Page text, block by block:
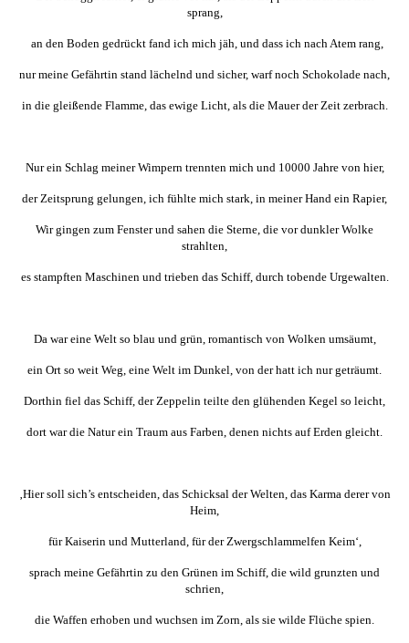
sprang,
an den Boden gedrückt fand ich mich jäh, und dass ich nach Atem rang,
nur meine Gefährtin stand lächelnd und sicher, warf noch Schokolade nach,
in die gleißende Flamme, das ewige Licht, als die Mauer der Zeit zerbrach.
Nur ein Schlag meiner Wimpern trennten mich und 10000 Jahre von hier,
der Zeitsprung gelungen, ich fühlte mich stark, in meiner Hand ein Rapier,
Wir gingen zum Fenster und sahen die Sterne, die vor dunkler Wolke
strahlten,
es stampften Maschinen und trieben das Schiff, durch tobende Urgewalten.
Da war eine Welt so blau und grün, romantisch von Wolken umsäumt,
ein Ort so weit Weg, eine Welt im Dunkel, von der hatt ich nur geträumt.
Dorthin fiel das Schiff, der Zeppelin teilte den glühenden Kegel so leicht,
dort war die Natur ein Traum aus Farben, denen nichts auf Erden gleicht.
‚Hier soll sich’s entscheiden, das Schicksal der Welten, das Karma derer von
Heim,
für Kaiserin und Mutterland, für der Zwergschlammelfen Keim‘,
sprach meine Gefährtin zu den Grünen im Schiff, die wild grunzten und
schrien,
die Waffen erhoben und wuchsen im Zorn, als sie wilde Flüche spien.